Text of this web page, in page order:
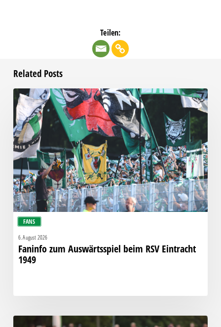
Teilen:
Related Posts
FANS
Faninfo
zum
Auswärtsspiel
beim
RSV
Eintracht
6. August 2026
Faninfo zum Auswärtsspiel beim RSV Eintracht
1949